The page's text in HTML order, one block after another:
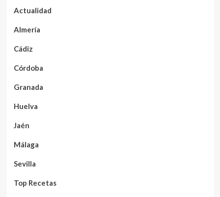
Actualidad
Almería
Cádiz
Córdoba
Granada
Huelva
Jaén
Málaga
Sevilla
Top Recetas